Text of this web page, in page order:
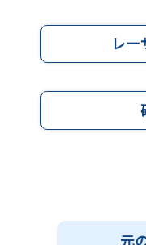
レ
元